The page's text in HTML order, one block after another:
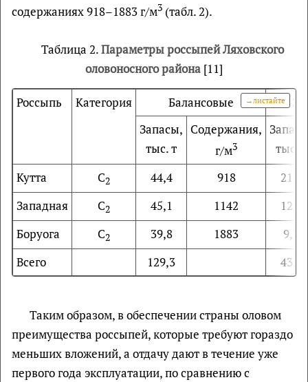
содержаниях 918–1883 г/м3 (табл. 2).
Таблица 2.Параметры россыпей Ляховского
оловоносного района [11]
Россыпь Категория Балансовые
Запасы,
тыс. т
Содержания,
г/м3
тыс. т
Кутта
С2 44,4 918
21,4
Западная
С2 45,1 1142
12,3
Боруога
С2 39,8 1883
9,7
Всего
129,3 43,4
Таким образом, в обеспечении страны оловом
преимущества россыпей, которые требуют гораздо
меньших вложений, а отдачу дают в течение уже
первого года эксплуатации, по сравнению с